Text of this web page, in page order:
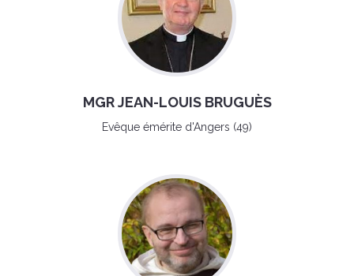
MGR JEAN-LOUIS BRUGUÈS
Evêque émérite d'Angers (49)